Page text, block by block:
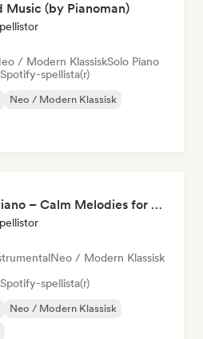
Music (by Pianoman)
/ Modern KlassiskSolo Piano
spellista(r)
Neo / Modern Klassisk
Emotional Piano – Calm Melodies for Focus, Read & Study
Neo / Modern Klassisk
spellista(r)
Neo / Modern Klassisk